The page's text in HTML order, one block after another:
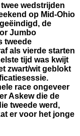
wedstrijden
op Mid-Ohio
de
Jumbo
tweede
als vierde starten
tijd was kwijt
zwart/wit geblokt
race ongeveer
Askew die de
tweede werd,
er voor het jonge